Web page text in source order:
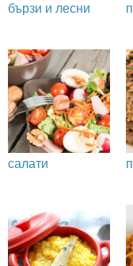
бързи и лесни
салати